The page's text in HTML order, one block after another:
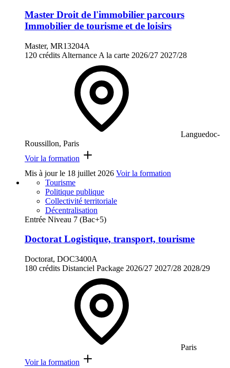
Master Droit de l'immobilier parcours
Immobilier de tourisme et de loisirs
Master, MR13204A
120 crédits Alternance A la carte 2026/27 2027/28
Languedoc-
Roussillon, Paris
Voir la formation
Mis à jour le 18 juillet 2026 Voir la formation
Tourisme
Politique publique
Collectivité territoriale
Décentralisation
Entrée Niveau 7 (Bac+5)
Doctorat Logistique, transport, tourisme
Doctorat, DOC3400A
180 crédits Distanciel Package 2026/27 2027/28 2028/29
Paris
Voir la formation